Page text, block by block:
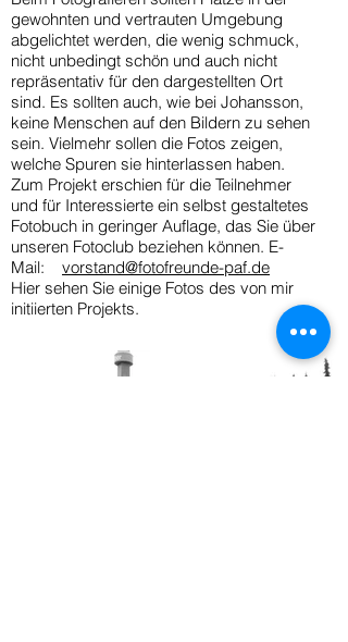
gewohnten und vertrauten Umgebung
abgelichtet werden, die wenig schmuck,
nicht unbedingt schön und auch nicht
repräsentativ für den dargestellten Ort
sind. Es sollten auch, wie bei Johansson,
keine Menschen auf den Bildern zu sehen
sein. Vielmehr sollen die Fotos zeigen,
welche Spuren sie hinterlassen haben.
Zum Projekt erschien für die Teilnehmer
und für Interessierte ein selbst gestaltetes
Fotobuch in geringer Auflage, das Sie über
unseren Fotoclub beziehen können. E-
Mail: vorstand@fotofreunde-paf.de
Hier sehen Sie einige Fotos des von mir
initiierten Projekts.